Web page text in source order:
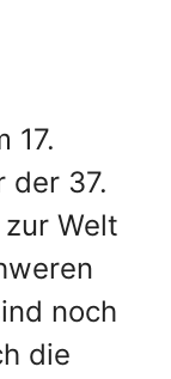
17.
der 37.
Welt
noch
die